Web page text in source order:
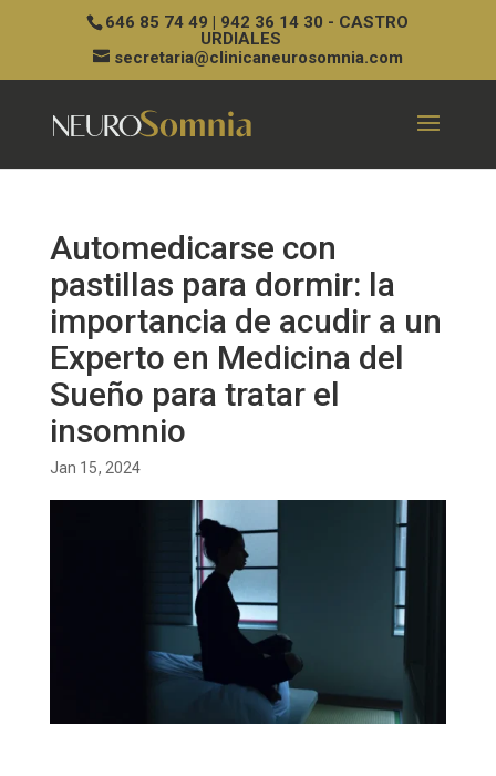
646 85 74 49 | 942 36 14 30 - CASTRO
URDIALES
secretaria@clinicaneurosomnia.com
Automedicarse con
pastillas para dormir: la
importancia de acudir a un
Experto en Medicina del
Sueño para tratar el
insomnio
Jan 15, 2024